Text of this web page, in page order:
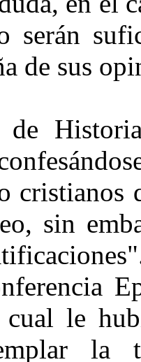
serán
de sus
de
cristianos
sin
le
la